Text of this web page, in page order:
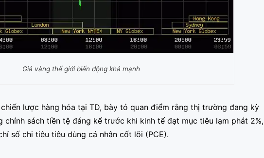
Giá vàng thế giới biến động khá mạnh
lược hàng hóa tại TD, bày tỏ quan điểm rằng thị trường đang kỳ
chính sách tiền tệ đáng kể trước khi kinh tế đạt mục tiêu lạm phát 2%,
số chi tiêu tiêu dùng cá nhân cốt lõi (PCE).